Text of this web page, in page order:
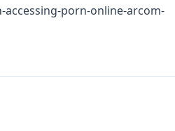
porn-online-arcom-